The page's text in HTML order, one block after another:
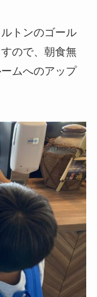
トンのゴール
ので、朝食無
ムへのアップ